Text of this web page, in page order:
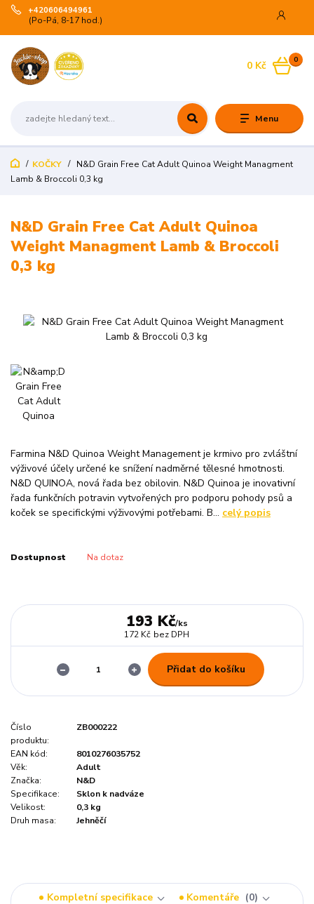
Menu
+420606494961
(Po-Pá, 8-17 hod.)
0
0 Kč
KOČKY
N&D Grain Free Cat Adult Quinoa Weight Managment
Lamb & Broccoli 0,3 kg
N&D Grain Free Cat Adult Quinoa
Weight Managment Lamb & Broccoli
0,3 kg
Farmina N&D Quinoa Weight Management je krmivo pro zvláštní
výživové účely určené ke snížení nadměrné tělesné hmotnosti.
N&D QUINOA, nová řada bez obilovin. N&D Quinoa je inovativní
řada funkčních potravin vytvořených pro podporu pohody psů a
koček se specifickými výživovými potřebami. B... celý popis
Dostupnost Na dotaz
193 Kč/ks
172 Kč bez DPH
Přidat do košíku
Číslo
produktu:
ZB000222
EAN kód:
8010276035752
Věk:
Adult
Značka:
N&D
Specifikace:
Sklon k nadváze
Velikost:
0,3 kg
Druh masa:
Jehněčí
Kompletní specifikace Komentáře
0